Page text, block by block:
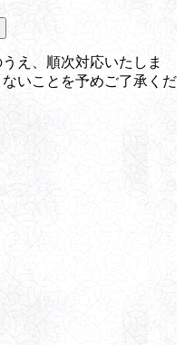
え、順次対応いたしま
いことを予めご了承くだ